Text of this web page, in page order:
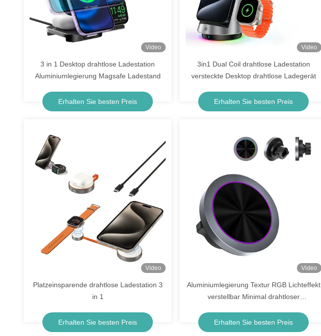
Video
3 in 1 Desktop drahtlose Ladestation
Aluminiumlegierung Magsafe Ladestand
Erhalten Sie besten Preis
Video
3in1 Dual Coil drahtlose Ladestation
versteckte Desktop drahtlose Ladegerät
Erhalten Sie besten Preis
Video
Platzeinsparende drahtlose Ladestation 3
in 1
Erhalten Sie besten Preis
Video
Aluminiumlegierung Textur RGB Lichteffekt
verstellbar Minimal drahtloser
Einhandbetrieb
Erhalten Sie besten Preis